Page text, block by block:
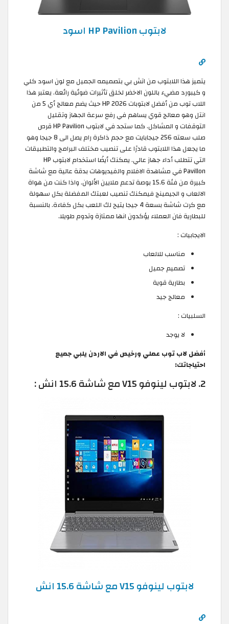
لابتوب HP Pavilion اسود
يتميز هذا اللابتوب من اتش بي بتصميمه الجميل مع لون اسود كلي
و كيبورد مضيء باللون الاخضر لخلق تأثيرات ضوئية رائعة. يعتبر هذا
اللاب توب من أفضل لابتوبات HP 2026 حيث يضم معالج أي 5 من
انتل وهو معالج قوي يساهم في رفع سرعة الجهاز وتقليل
التوقفات و المشاكل. كما ستجد في لابتوب HP Pavilion قرص
صلب سعته 256 جيجابايت مع حجم ذاكرة رام يصل الى 8 جيجا وهو
ما يجعل هذا اللابتوب قادرًا على تنصيب مختلف البرامج والتطبيقات
التي تتطلب أداء جهاز عالي. يمكنك أيضًا استخدام لابتوب HP
Pavillon في مشاهدة الافلام والفيديوهات بدقة عالية مع شاشة
كبيرة من فئة 15.6 بوصة تدعم ملايين الألوان. واذا كنت من هواة
الالعاب و الجيمينج فيمكنك تنصيب لعبتك المفضلة بكل سهولة
مع كرت شاشة بسعة 4 جيجا يتيح لك اللعب بكل كفاءة. بالنسبة
للبطارية فان العملاء يؤكدون انها ممتازة وتدوم طويلا.
الايجابيات :
مناسب للالعاب
تصميم جميل
بطارية قوية
معالج جيد
السلبيات :
لا يوجد
أفضل لاب توب عملي ورخيص في الاردن يلبي جميع
احتياجاتك:
2. لابتوب لينوفو V15 مع شاشة 15.6 انش :
لابتوب لينوفو V15 مع شاشة 15.6 انش